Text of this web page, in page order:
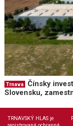
Trnava
Čínsky
Slovensku,
TRNAVSKÝ HLAS je